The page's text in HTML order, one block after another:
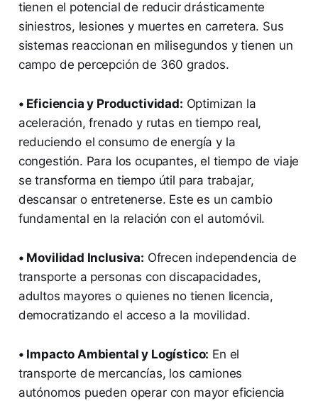
tienen el potencial de reducir drásticamente
siniestros, lesiones y muertes en carretera. Sus
sistemas reaccionan en milisegundos y tienen un
campo de percepción de 360 grados.
• Eficiencia y Productividad: Optimizan la
aceleración, frenado y rutas en tiempo real,
reduciendo el consumo de energía y la
congestión. Para los ocupantes, el tiempo de viaje
se transforma en tiempo útil para trabajar,
descansar o entretenerse. Este es un cambio
fundamental en la relación con el automóvil.
• Movilidad Inclusiva: Ofrecen independencia de
transporte a personas con discapacidades,
adultos mayores o quienes no tienen licencia,
democratizando el acceso a la movilidad.
• Impacto Ambiental y Logístico: En el
transporte de mercancías, los camiones
autónomos pueden operar con mayor eficiencia